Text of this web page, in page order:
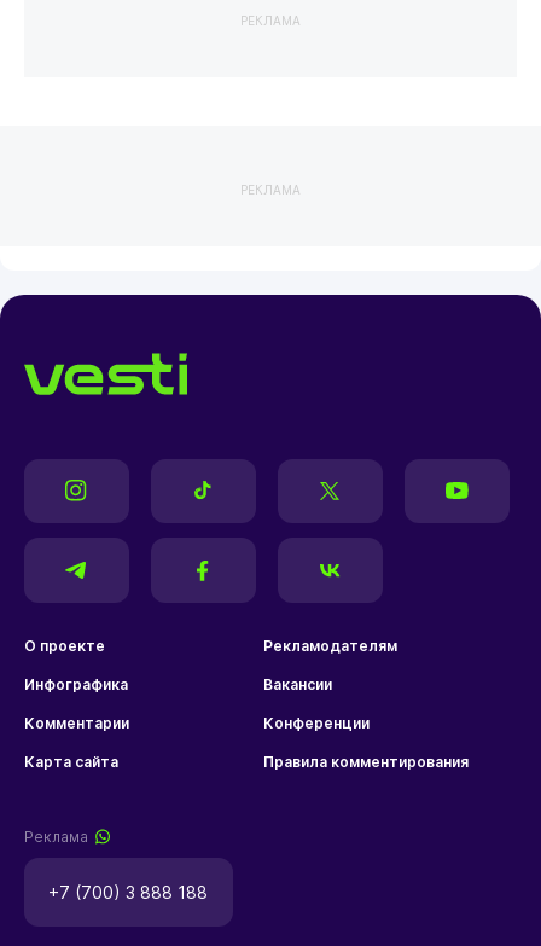
РЕКЛАМА
РЕКЛАМА
О проекте Рекламодателям
Инфографика Вакансии
Комментарии Конференции
Карта сайта Правила комментирования
Реклама
+7 (700) 3 888 188